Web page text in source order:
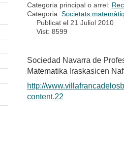
Categoria principal o arrel:
Categoria: Societats
Publicat el 21 Juliol 2010
Vist: 8599
Sociedad Navarra de
Matematika lraskasicen
http://
content.22